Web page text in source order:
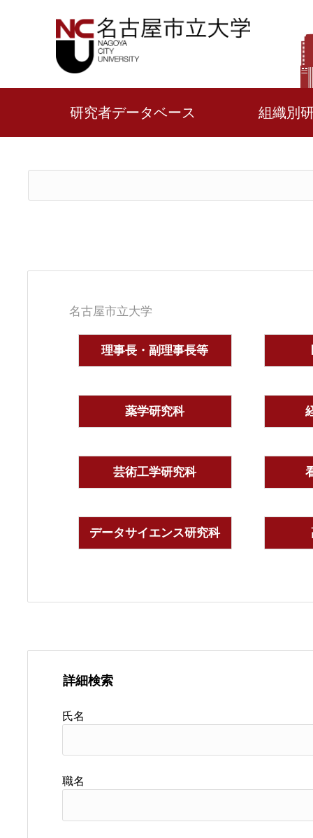
研究者データベース 組織別
名古屋市立大学
理事長・副理事長等
薬学研究科
芸術工学研究科
データサイエンス研究科
詳細検索
氏名
職名